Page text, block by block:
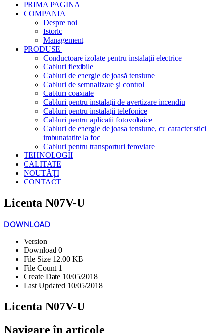
PRIMA PAGINA
COMPANIA
Despre noi
Istoric
Management
PRODUSE
Conductoare izolate pentru instalaţii electrice
Cabluri flexibile
Cabluri de energie de joasă tensiune
Cabluri de semnalizare şi control
Cabluri coaxiale
Cabluri pentru instalaţii de avertizare incendiu
Cabluri pentru instalaţii telefonice
Cabluri pentru aplicatii fotovoltaice
Cabluri de energie de joasa tensiune, cu caracteristici
imbunatatite la foc
Cabluri pentru transporturi feroviare
TEHNOLOGII
CALITATE
NOUTĂȚI
CONTACT
Licenta N07V-U
DOWNLOAD
Version
Download 0
File Size 12.00 KB
File Count 1
Create Date 10/05/2018
Last Updated 10/05/2018
Licenta N07V-U
Navigare în articole